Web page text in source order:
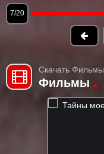
7/20
Скачать Фильмы
Фильмы